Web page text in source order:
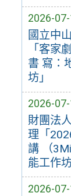
2026-
國立中
「客家
書 寫：
坊」
2026-
財團法
理「
講 （
能工作坊
2026-